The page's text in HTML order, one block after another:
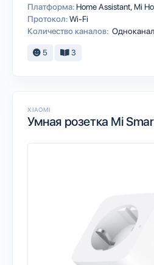
Платформа: Home Assistant Mi
Протокол:Wi-Fi
Количество каналов:
5 3
XIAOMI
Умная розетка Mi